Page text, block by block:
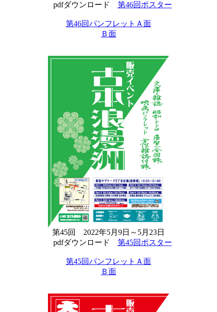
pdfダウンロード 第46回ポスター
第46回パンフレットＡ面
Ｂ面
第45回 2022年5月9日～5月23日
pdfダウンロード 第45回ポスター
第45回パンフレットＡ面
Ｂ面